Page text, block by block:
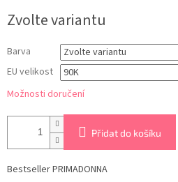
cena:
Zvolte variantu
Barva
EU velikost
Možnosti doručení
Přidat do košíku
Bestseller PRIMADONNA